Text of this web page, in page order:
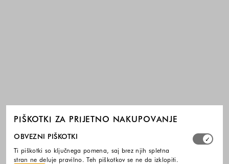
PIŠKOTKI ZA PRIJETNO NAKUPOVANJE
Izberite, katere skupine piškotkov dovolite. Obvezni
OBVEZNI PIŠKOTKI
Ti piškotki so ključnega pomena, saj brez njih spletna
stran ne deluje pravilno. Teh piškotkov se ne da izklopiti.